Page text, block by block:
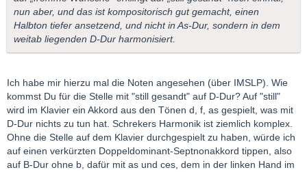
nun aber, und das ist kompositorisch gut gemacht, einen
Halbton tiefer ansetzend, und nicht in As-Dur, sondern in dem
weitab liegenden D-Dur harmonisiert.
Ich habe mir hierzu mal die Noten angesehen (über IMSLP). Wie
kommst Du für die Stelle mit "still gesandt" auf D-Dur? Auf "still"
wird im Klavier ein Akkord aus den Tönen d, f, as gespielt, was mit
D-Dur nichts zu tun hat. Schrekers Harmonik ist ziemlich komplex.
Ohne die Stelle auf dem Klavier durchgespielt zu haben, würde ich
auf einen verkürzten Doppeldominant-Septnonakkord tippen, also
auf B-Dur ohne b, dafür mit as und ces, dem in der linken Hand im